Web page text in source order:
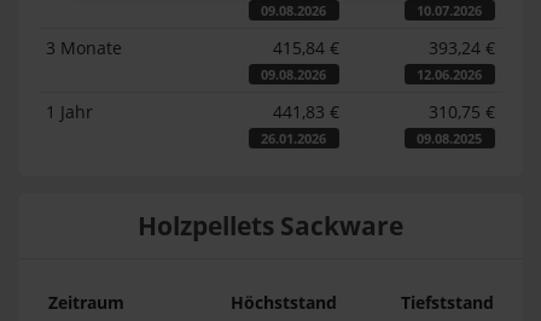
09.08.2026 10.07.2026
3 Monate 415,84 €
09.08.2026
393,24 €
12.06.2026
1 Jahr 441,83 €
26.01.2026
310,75 €
09.08.2025
Holzpellets Sackware
Zeitraum Höchststand Tiefststand